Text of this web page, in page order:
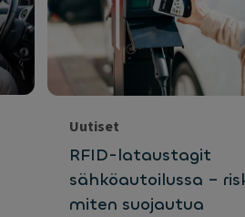
Uutiset
RFID-lataustagit
sähköautoilussa –
miten suojautua